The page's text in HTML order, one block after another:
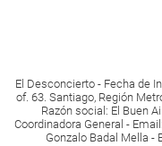
El Desconcierto - Fecha de
of. 63. Santiago, Región
Razón social: El Buen
Coordinadora General - Email:
Gonzalo Badal Mella -